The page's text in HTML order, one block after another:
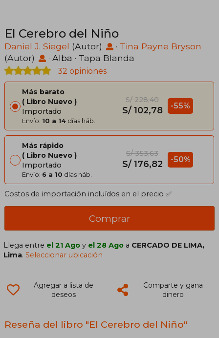
El Cerebro del Niño
Daniel J. Siegel (Autor) · Tina Payne Bryson
(Autor)
· Alba · Tapa Blanda
32 opiniones
Más barato
Libro Nuevo
Importado
Envío: 10 a 14 días háb.
S/ 228,40
S/ 102,78 -55%
Más rápido
Libro Nuevo
Importado
Envío: 6 a 10 días háb.
S/ 353,63
S/ 176,82 -50%
Costos de importación incluídos en el precio ✅
Comprar
Llega entre el 21 Ago y el 28 Ago a CERCADO DE LIMA,
Lima.Seleccionar ubicación
Agregar a lista de
deseos
Comparte y gana
dinero
Reseña del libro "El Cerebro del Niño"